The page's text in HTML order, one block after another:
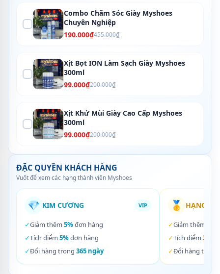
Combo Chăm Sóc Giày Myshoes
Chuyên Nghiệp
190.000₫455.000₫
Xịt Bọt ION Làm Sạch Giày Myshoes
300ml
99.000₫200.000₫
Xịt Khử Mùi Giày Cao Cấp Myshoes
300ml
99.000₫200.000₫
ĐẶC QUYỀN KHÁCH HÀNG
Vuốt để xem các hạng thành viên Myshoes
💎 KIM CƯƠNG VIP
✓Giảm thêm 5%đơn hàng
✓Tích điểm 5%đơn hàng
✓Đổi hàng trong 365 ngày
🥇 HẠNG
✓Giảm thêm
✓Tích điểm 3%
✓Đổi hàng trong